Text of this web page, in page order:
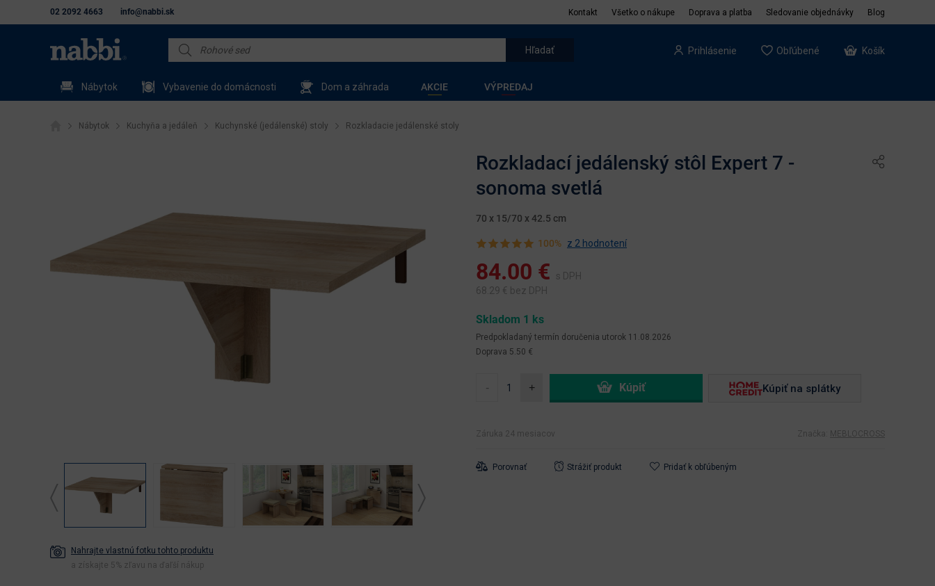
02 2092 4663 info@nabbi.sk Kontakt Všetko o nákupe Doprava a platba Sledovanie objednávky Blog
Prihlásenie Obľúbené Košík
Nábytok Vybavenie do domácnosti Dom a záhrada AKCIE VÝPREDAJ
Nábytok Kuchyňa a jedáleň Kuchynské (jedálenské) stoly Rozkladacie jedálenské stoly
Nahrajte vlastnú fotku tohto produktu
a získajte 5% zľavu na ďaľší nákup
Rozkladací jedálenský stôl Expert 7 -
sonoma svetlá
70 x 15/70 x 42.5 cm
100% z 2 hodnotení
84.00 €
s DPH
68.29 € bez DPH
Skladom 1 ks
Predpokladaný termín doručenia utorok 11.08.2026
Doprava 5.50 €
- + Kúpiť na splátky
Záruka 24 mesiacov Značka: MEBLOCROSS
Porovnať Strážiť produkt Pridať k obľúbeným